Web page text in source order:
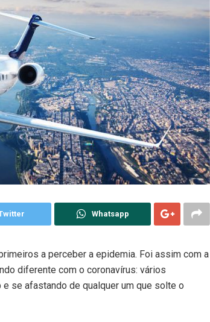
Whatsapp
a perceber a epidemia. Foi assim com a
diferente com o coronavírus: vários
se afastando de qualquer um que solte o